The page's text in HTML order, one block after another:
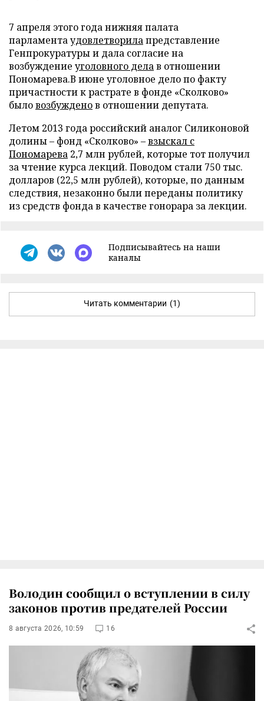
7 апреля этого года нижняя палата
парламентаудовлетворилапредставление
Генпрокуратуры и дала согласие на
возбуждение уголовного делав отношении
Пономарева.В июне уголовное дело по факту
причастности к растрате в фонде «Сколково»
быловозбужденов отношении депутата.
Летом 2013 года российский аналог Силиконовой
долины – фонд «Сколково» –взыскал с
Пономарева 2,7 млн рублей, которые тот получил
за чтение курса лекций. Поводом стали 750 тыс.
долларов (22,5 млн рублей), которые, по данным
следствия, незаконно были переданы политику
из средств фонда в качестве гонорара за лекции.
Подписывайтесь на наши
каналы
Читать комментарии (1)
Володин сообщил о вступлении в силу
законов против предателей России
8 августа 2026, 10:59 16